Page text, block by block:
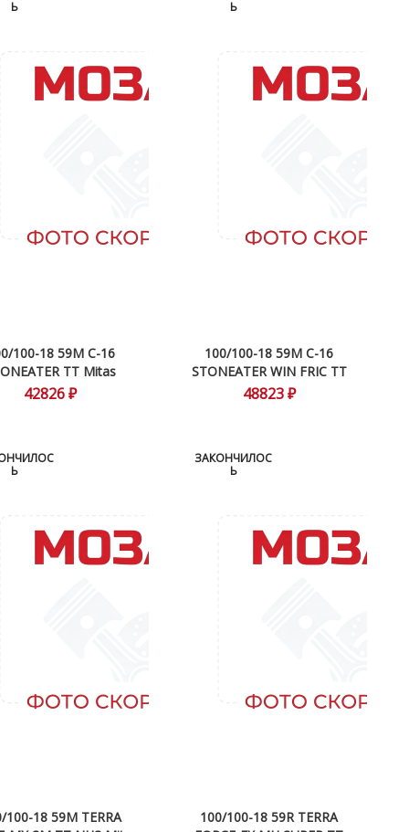
Ь
100-18 59M C-16
TT Mitas
42826 ₽
Ь
100/100-18 59M C-16
STONEATER WIN FRIC TT
Mitas
48823 ₽
Ь
100-18 59M TERRA
ЗАКОНЧИЛОС
Ь
100/100-18 59R TERRA